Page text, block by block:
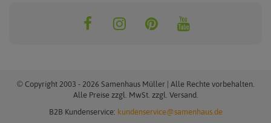
Exotische Samen
Rasensamen
Pflanzgut
ReNatura Vogelwelt
© Copyright 2003 - 2026 Samenhaus Müller | Alle Rechte vorbehalten.
Alle Preise zzgl. MwSt. zzgl. Versand.
B2B Kundenservice: kundenservice@samenhaus.de